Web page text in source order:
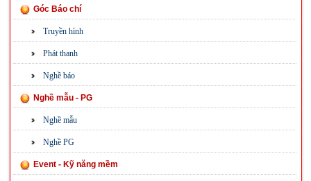
Góc Báo chí
Truyền hình
Phát thanh
Nghề báo
Nghề mẫu - PG
Nghề mẫu
Nghề PG
Event - Kỹ năng mềm